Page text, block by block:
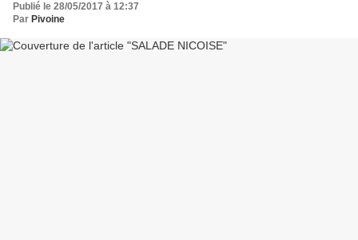
Publié le 28/05/2017 à 12:37
Par Pivoine